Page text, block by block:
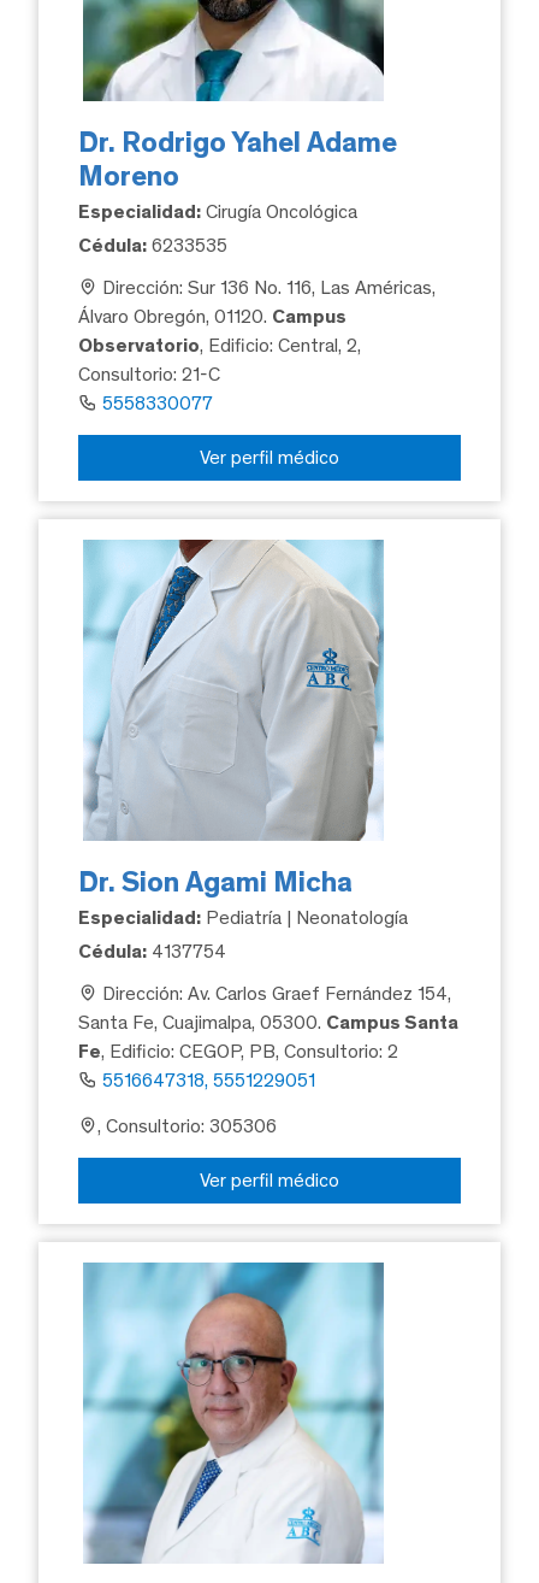
Dr. Rodrigo Yahel Adame
Moreno
Especialidad: Cirugía Oncológica
Cédula: 6233535
Dirección: Sur 136 No. 116, Las Américas,
Álvaro Obregón, 01120. Campus
Observatorio, Edificio: Central, 2,
Consultorio: 21-C
5558330077
Ver perfil médico
Dr. Sion Agami Micha
Especialidad: Pediatría | Neonatología
Cédula: 4137754
Dirección: Av. Carlos Graef Fernández 154,
Santa Fe, Cuajimalpa, 05300. Campus Santa
Fe, Edificio: CEGOP, PB, Consultorio: 2
5516647318, 5551229051
, Consultorio: 305306
Ver perfil médico